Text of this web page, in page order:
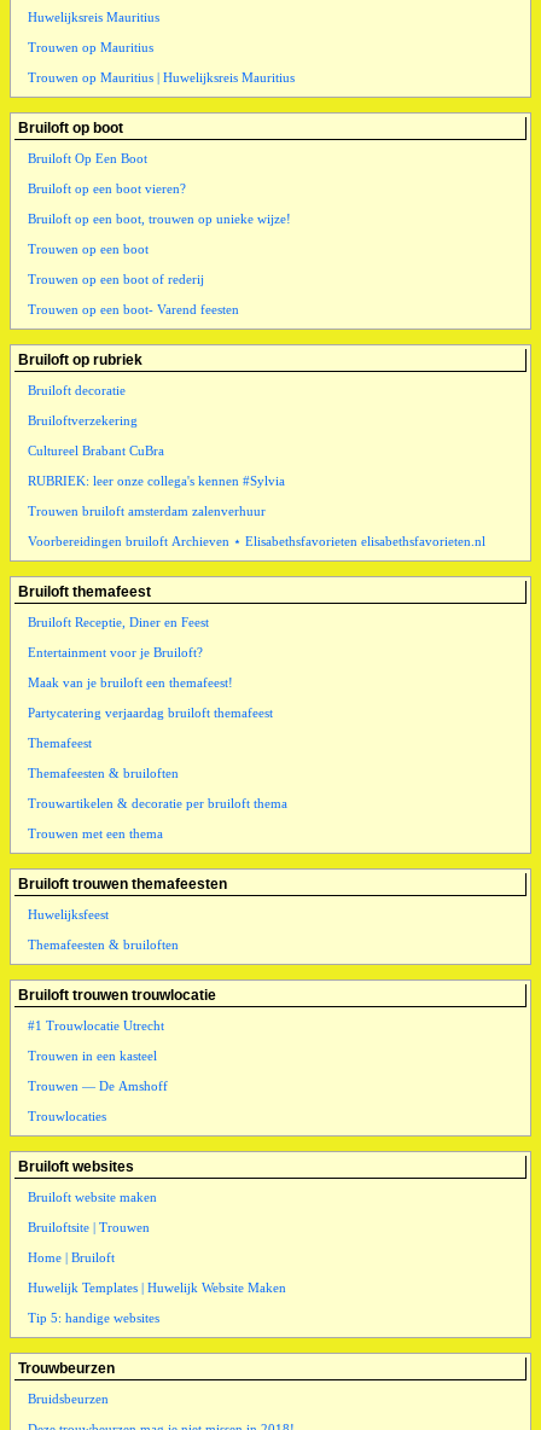
Huwelijksreis Mauritius
Trouwen op Mauritius
Trouwen op Mauritius | Huwelijksreis Mauritius
Bruiloft op boot
Bruiloft Op Een Boot
Bruiloft op een boot vieren?
Bruiloft op een boot, trouwen op unieke wijze!
Trouwen op een boot
Trouwen op een boot of rederij
Trouwen op een boot- Varend feesten
Bruiloft op rubriek
Bruiloft decoratie
Bruiloftverzekering
Cultureel Brabant CuBra
RUBRIEK: leer onze collega's kennen #Sylvia
Trouwen bruiloft amsterdam zalenverhuur
Voorbereidingen bruiloft Archieven ⋆ Elisabethsfavorieten elisabethsfavorieten.nl
Bruiloft themafeest
Bruiloft Receptie, Diner en Feest
Entertainment voor je Bruiloft?
Maak van je bruiloft een themafeest!
Partycatering verjaardag bruiloft themafeest
Themafeest
Themafeesten & bruiloften
Trouwartikelen & decoratie per bruiloft thema
Trouwen met een thema
Bruiloft trouwen themafeesten
Huwelijksfeest
Themafeesten & bruiloften
Bruiloft trouwen trouwlocatie
#1 Trouwlocatie Utrecht
Trouwen in een kasteel
Trouwen — De Amshoff
Trouwlocaties
Bruiloft websites
Bruiloft website maken
Bruiloftsite | Trouwen
Home | Bruiloft
Huwelijk Templates | Huwelijk Website Maken
Tip 5: handige websites
Trouwbeurzen
Bruidsbeurzen